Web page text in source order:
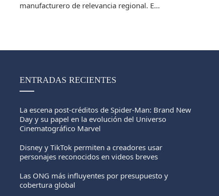
manufacturero de relevancia regional. E...
ENTRADAS RECIENTES
La escena post-créditos de Spider-Man: Brand New
Day y su papel en la evolución del Universo
Cinematográfico Marvel
Disney y TikTok permiten a creadores usar
personajes reconocidos en videos breves
Las ONG más influyentes por presupuesto y
cobertura global